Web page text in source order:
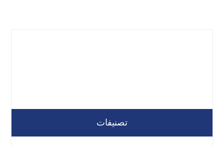
تصنيفات